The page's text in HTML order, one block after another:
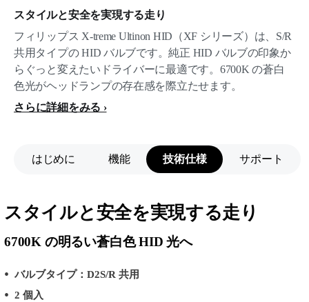
スタイルと安全を実現する走り
フィリップス X-treme Ultinon HID（XF シリーズ）は、S/R
共用タイプの HID バルブです。純正 HID バルブの印象か
らぐっと変えたいドライバーに最適です。6700K の蒼白
色光がヘッドランプの存在感を際立たせます。
さらに詳細をみる
はじめに 機能 技術仕様 サポート
スタイルと安全を実現する走り
6700K の明るい蒼白色 HID 光へ
バルブタイプ：D2S/R 共用
2 個入